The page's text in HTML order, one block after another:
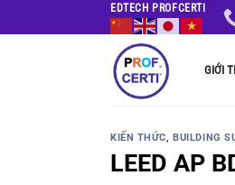
to
EDTECH PROFCERTI
GIỚI
KIẾN THỨC,BUILDING
LEED AP